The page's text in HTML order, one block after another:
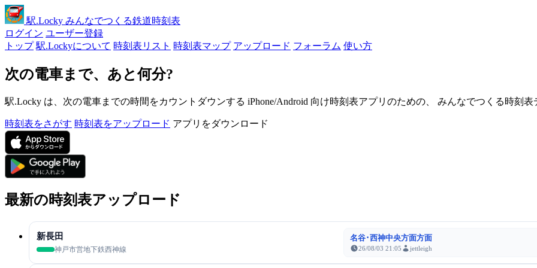
駅.Locky みんなでつくる鉄道時刻表
ログイン ユーザー登録
トップ 駅.Lockyについて 時刻表リスト 時刻表マップ アップロード フォーラム 使い方
次の電車まで、あと何分?
駅.Locky は、次の電車までの時間をカウントダウンする iPhone/Android 向け時刻表アプリのための、 みんなでつくる時刻表
時刻表をさがす 時刻表をアップロード アプリをダウンロード
最新の時刻表アップロード
新長田
神戸市営地下鉄西神線
名谷･西神中央方面方面
26/08/03 21:05 jettleigh